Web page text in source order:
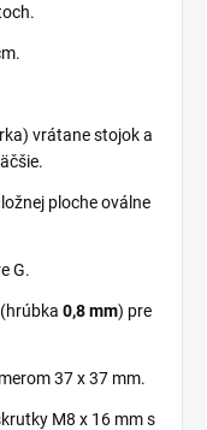
vrátane stojok a
ploche oválne
G.
0,8 mm) pre
37 x 37 mm.
M8 x 16 mm s